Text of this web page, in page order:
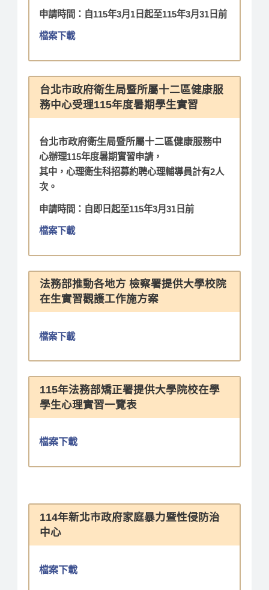
申請時間：自115年3月1日起至115年3月31日前
檔案下載
台北市政府衛生局暨所屬十二區健康服
務中心受理115年度暑期學生實習
台北市政府衛生局暨所屬十二區健康服務中
心辦理115年度暑期實習申請，
其中，心理衛生科招募約聘心理輔導員計有2人
次。
申請時間：自即日起至115年3月31日前
檔案下載
法務部推動各地方 檢察署提供大學校院
在生實習觀護工作施方案
檔案下載
115年法務部矯正署提供大學院校在學
學生心理實習一覽表
檔案下載
114年新北市政府家庭暴力暨性侵防治
中心
檔案下載